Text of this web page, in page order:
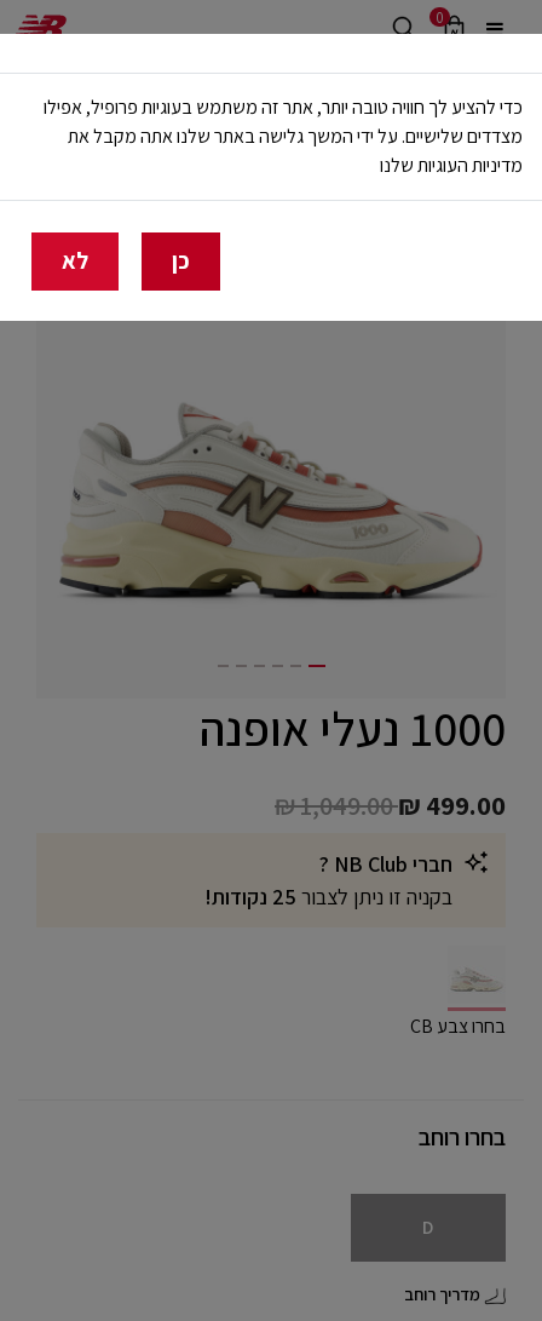
0
משלוח חינם מעל 499 ש"ח
🔥 20% הנחה על כל הביגוד באתר ובחנויות - לזמן מוגבל
בית Special Price
1000 נעלי אופנה
Price reduced from
₪ 1,049.00to
₪ 499.00
חברי NB Club ?
בקניה זו ניתן לצבור
selected
בחרו צבע CB
בחרו רוחב
D
מדריך רוחב
כדי להציע לך חוויה טובה יותר, אתר זה משתמש בעוגיות פרופיל, אפילו
מצדדים שלישיים. על ידי המשך גלישה באתר שלנו אתה מקבל את
מדיניות העוגיות שלנו
כן לא